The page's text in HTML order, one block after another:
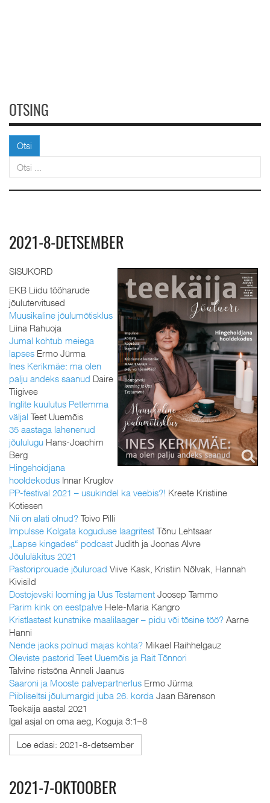
OTSING
Otsi
2021-8-DETSEMBER
SISUKORD
EKB Liidu tööharude
jõulutervitused
Muusikaline jõulumõtisklus
Liina Rahuoja
Jumal kohtub meiega
lapses Ermo Jürma
Ines Kerikmäe: ma olen
palju andeks saanud Daire
Tiigivee
Inglite kuulutus Petlemma
väljal Teet Uuemõis
35 aastaga lahenenud
jõululugu Hans-Joachim
Berg
Hingehoidjana
hooldekodus Innar Kruglov
PP-festival 2021 – usukindel ka veebis?! Kreete Kristiine
Kotiesen
Nii on alati olnud? Toivo Pilli
Impulsse Kolgata koguduse laagritest Tõnu Lehtsaar
„Lapse kingades“ podcast Judith ja Joonas Alvre
Jõululäkitus 2021
Pastoriprouade jõuluroad Viive Kask, Kristiin Nõlvak, Hannah
Kivisild
Dostojevski looming ja Uus Testament Joosep Tammo
Parim kink on eestpalve Hele-Maria Kangro
Kristlastest kunstnike maalilaager – pidu või tõsine töö? Aarne
Hanni
Nende jaoks polnud majas kohta? Mikael Raihhelgauz
Oleviste pastorid Teet Uuemõis ja Rait Tõnnori
Talvine ristsõna Anneli Jaanus
Saaroni ja Mooste palvepartnerlus Ermo Jürma
Piibliseltsi jõulumargid juba 26. korda Jaan Bärenson
Teekäija aastal 2021
Igal asjal on oma aeg, Koguja 3:1–8
Loe edasi: 2021-8-detsember
2021-7-OKTOOBER